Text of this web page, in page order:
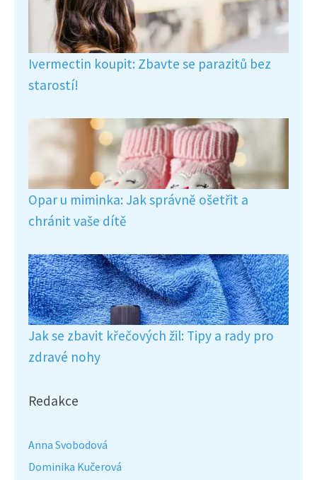
Ivermectin koupit: Zbavte se parazitů bez
starostí!
Opar u miminka: Jak správně ošetřit a
chránit vaše dítě
Jak se zbavit křečových žil: Tipy a rady pro
zdravé nohy
Redakce
Anna Svobodová
Dominika Kučerová